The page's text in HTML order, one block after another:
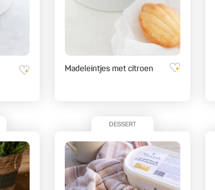
Madeleintjes met citroen
DESSERT